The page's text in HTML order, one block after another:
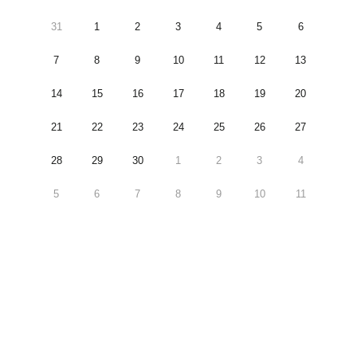
31 1 2 3 4 5 6
7 8 9 10 11 12 13
14 15 16 17 18 19 20
21 22 23 24 25 26 27
28 29 30 1 2 3 4
5 6 7 8 9 10 11